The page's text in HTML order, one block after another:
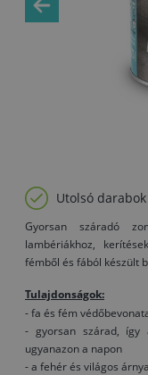
Utolsó darabok
Gyorsan száradó
lambériákhoz,
fémből és fából készült
Tulajdonságok:
- fa és fém
- gyorsan szárad,
ugyanazon a napon
- a fehér és világos